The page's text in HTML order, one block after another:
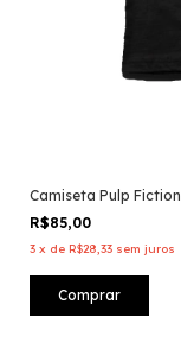
Camiseta Pulp Fiction
R$85,00
3 x de R$28,33 sem juros
Comprar